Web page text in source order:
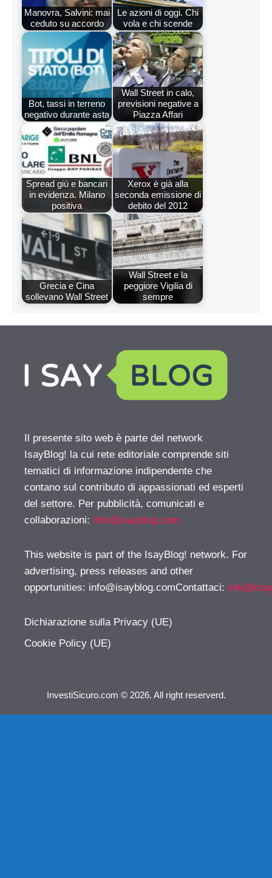
Manovra, Salvini: mai
ceduto su accordo
Le azioni di oggi. Chi
vola e chi scende
Bot, tassi in terreno
negativo durante asta
Wall Street in calo,
previsioni negative a
Piazza Affari
Spread giù e bancari
in evidenza. Milano
positiva
Xerox è già alla
seconda emissione di
debito del 2012
Grecia e Cina
sollevano Wall Street
Wall Street e la
peggiore Vigilia di
sempre
Il presente sito web è parte del network
IsayBlog! la cui rete editoriale comprende siti
tematici di informazione indipendente che
contano sul contributo di appassionati ed esperti
del settore. Per pubblicità, comunicati e
collaborazioni: info@isayblog.com
This website is part of the IsayBlog! network. For
advertising, press releases and other
opportunities: info@isayblog.comContattaci:
Dichiarazione sulla Privacy (UE)
Cookie Policy (UE)
InvestiSicuro.com © 2026. All right reserverd.